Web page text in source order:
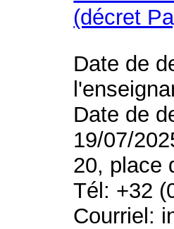
(décret
Date de
Date de
19/07/
20, place
Tél: +32
Courriel: